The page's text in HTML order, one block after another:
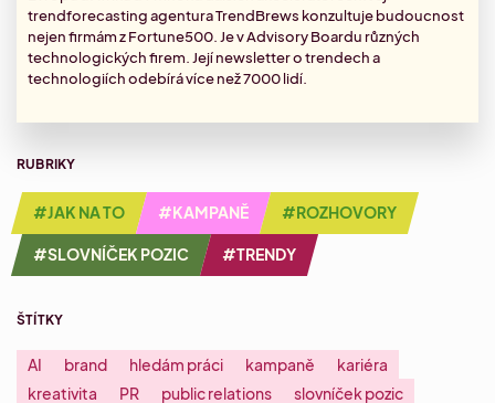
Aktuální networkingová setkání
Specializace: Social media
Akademie AI v marketingu
Strategická implementace AI v marketingu
trendforecasting agentura TrendBrews konzultuje budoucnost
nejen firmám z Fortune500. Je v Advisory Boardu různých
technologických firem. Jejínewslettero trendech a
technologiích odebírá více než 7000 lidí.
RUBRIKY
#JAK NA TO #KAMPANĚ #ROZHOVORY
#SLOVNÍČEK POZIC #TRENDY
ŠTÍTKY
AI brand hledám práci kampaně
kariéra
kreativita
PR public relations
slovníček pozic